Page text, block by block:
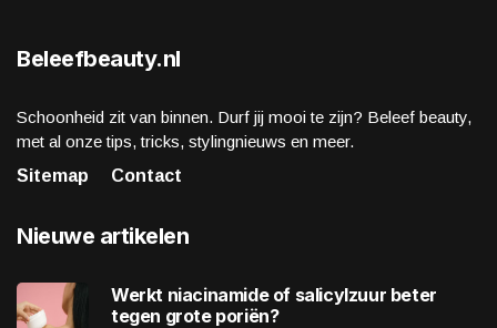
Beleefbeauty.nl
Schoonheid zit van binnen. Durf jij mooi te zijn? Beleef beauty,
met al onze tips, tricks, stylingnieuws en meer.
Sitemap
Contact
Nieuwe artikelen
Werkt niacinamide of salicylzuur beter
tegen grote poriën?